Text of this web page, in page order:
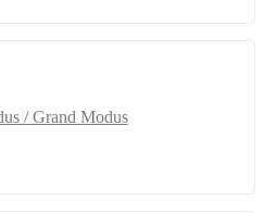
/ Grand Modus